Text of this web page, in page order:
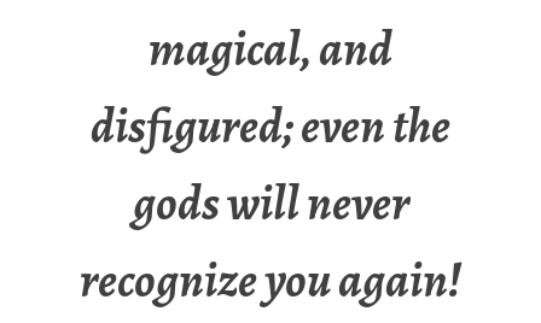
magical, and
disfigured; even the
gods will never
recognize you again!